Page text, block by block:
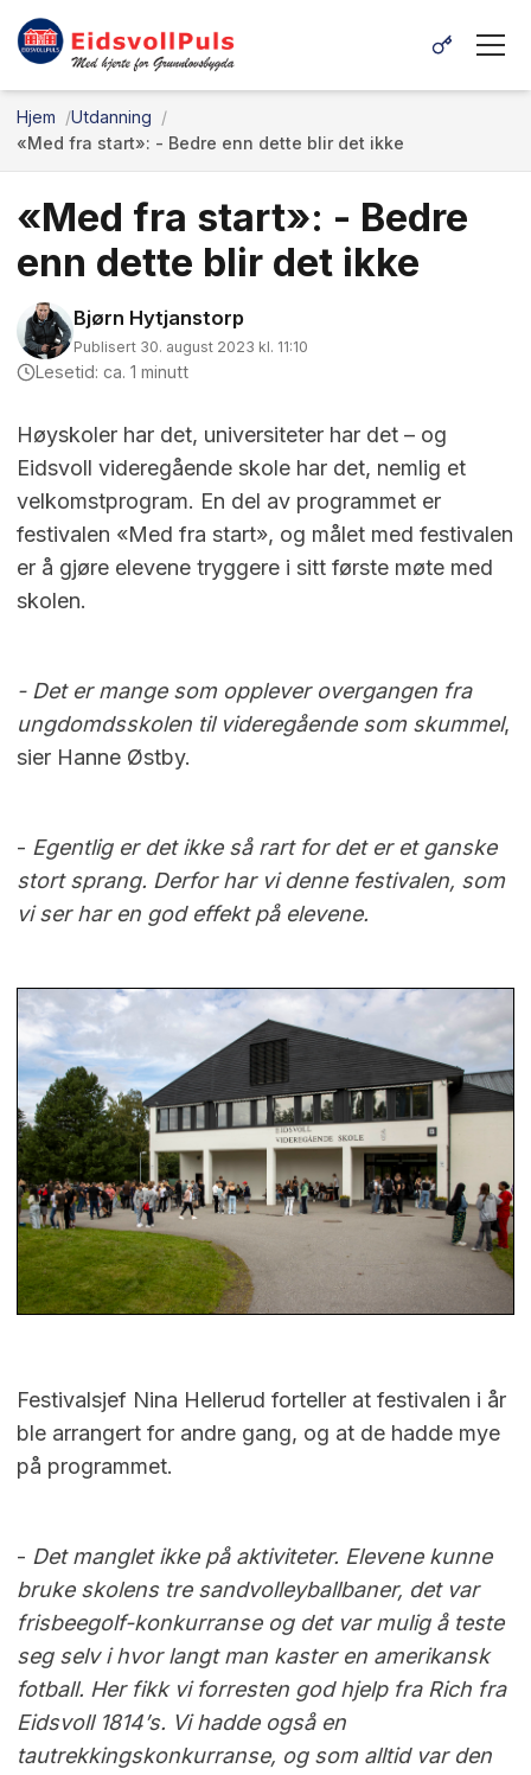
Hjem
Utdanning
«Med fra start»: - Bedre enn dette blir det ikke
«Med fra start»: - Bedre
enn dette blir det ikke
Bjørn Hytjanstorp
Publisert 30. august 2023 kl. 11:10
Lesetid: ca. 1 minutt
Høyskoler har det, universiteter har det – og
Eidsvoll videregående skole har det, nemlig et
velkomstprogram. En del av programmet er
festivalen «Med fra start», og målet med festivalen
er å gjøre elevene tryggere i sitt første møte med
skolen.
- Det er mange som opplever overgangen fra
ungdomdsskolen til videregående som skummel,
sier Hanne Østby.
- Egentlig er det ikke så rart for det er et ganske
stort sprang. Derfor har vi denne festivalen, som
vi ser har en god effekt på elevene.
Festivalsjef Nina Hellerud forteller at festivalen i år
ble arrangert for andre gang, og at de hadde mye
på programmet.
- Det manglet ikke på aktiviteter. Elevene kunne
bruke skolens tre sandvolleyballbaner, det var
frisbeegolf-konkurranse og det var mulig å teste
seg selv i hvor langt man kaster en amerikansk
fotball. Her fikk vi forresten god hjelp fra Rich fra
Eidsvoll 1814’s. Vi hadde også en
tautrekkingskonkurranse, og som alltid var den